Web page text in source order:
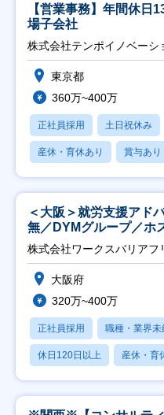
【営業事務】年間休日
場子会社
株式会社テンポイノベーシ
東京都
360万~400万
正社員採用 土日祝休み
産休・育休あり 賞与あり
＜大阪＞就労支援アド
無／DYMグループ／ホ
日祝】
株式会社ワークスバリアフ
大阪府
320万~400万
正社員採用 職種・業界未
休日120日以上 産休・育